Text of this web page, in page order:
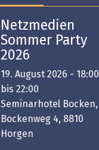
Netzmedien
Sommer Party
2026
19. August 2026 - 18:00
bis 22:00
Seminarhotel Bocken,
Bockenweg 4, 8810
Horgen